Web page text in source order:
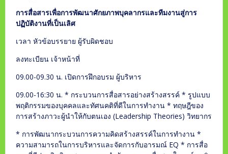
การสื่อสารเพื่อการพัฒนาศักยภาพบุคลากรและทีมงานสู่การ
ปฏิบัติงานที่เป็นเลิศ
เวลา หัวข้อบรรยาย ผู้รับผิดชอบ
ลงทะเบียน เจ้าหน้าที่
09.00-09.30 น. เปิดการฝึกอบรม ผู้บริหาร
09.00-16:30 น. * กระบวนการสื่อสารอย่างสร้างสรรค์ * รูปแบบ
พฤติกรรมของบุคคลและทัศนคติที่ดีในการทำงาน * ทฤษฎีของ
การสร้างภาวะผู้นำให้กับตนเอง (Leadership Theories) วิทยากร
* การพัฒนากระบวนการความคิดสร้างสรรค์ในการทำงาน *
ความสามารถในการบริหารและจัดการกับอารมณ์ EQ * การสื่อ